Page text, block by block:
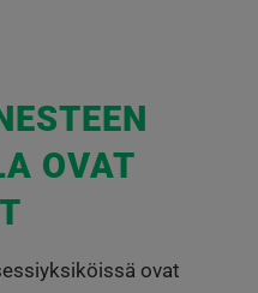
OVAT
ovat